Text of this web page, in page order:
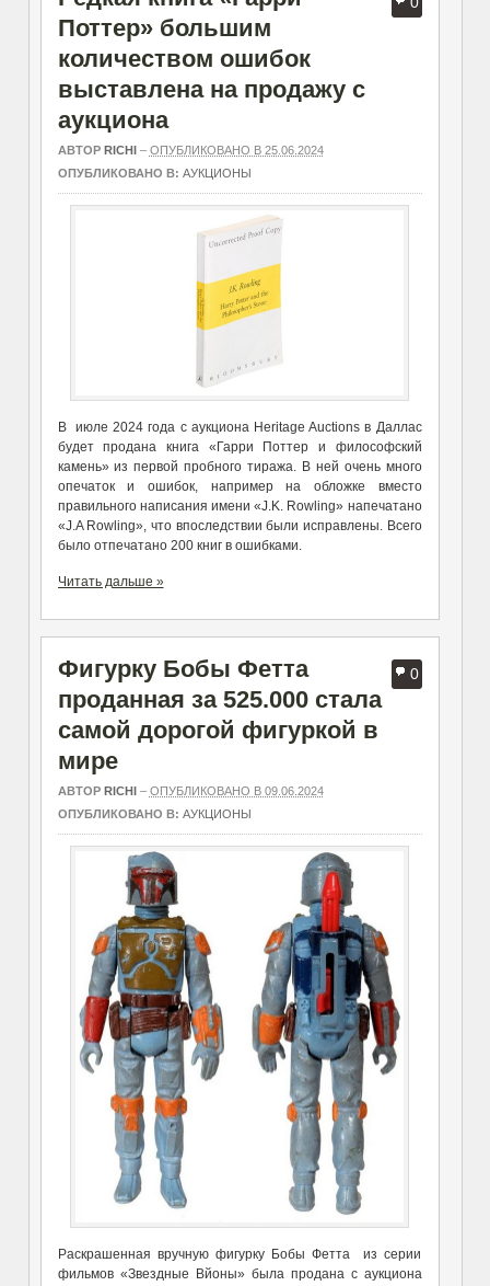
Поттер» большим
количеством ошибок
выставлена на продажу с
аукциона
АВТОР RICHI– ОПУБЛИКОВАНО В 25.06.2024
ОПУБЛИКОВАНО В: АУКЦИОНЫ
В июле 2024 года с аукциона Heritage Auctions в Даллас
будет продана книга «Гарри Поттер и философский
камень» из первой пробного тиража. В ней очень много
опечаток и ошибок, например на обложке вместо
правильного написания имени «J.K. Rowling» напечатано
«J.A Rowling», что впоследствии были исправлены. Всего
было отпечатано 200 книг в ошибками.
Читать дальше »
0
Фигурку Бобы Фетта
проданная за 525.000 стала
самой дорогой фигуркой в
мире
АВТОР RICHI– ОПУБЛИКОВАНО В 09.06.2024
ОПУБЛИКОВАНО В: АУКЦИОНЫ
Раскрашенная вручную фигурку Бобы Фетта из серии
фильмов «Звездные Вйоны» была продана с аукциона